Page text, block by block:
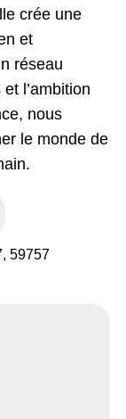
crée une
et
réseau
l’ambition
nous
le monde de
59757